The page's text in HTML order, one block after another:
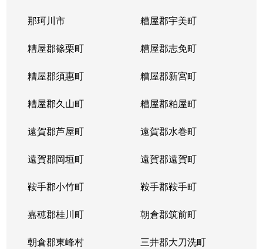
那珂川市 糟屋郡宇美町
糟屋郡篠栗町 糟屋郡志免町
糟屋郡須惠町 糟屋郡新宮町
糟屋郡久山町 糟屋郡粕屋町
遠賀郡芦屋町 遠賀郡水巻町
遠賀郡岡垣町 遠賀郡遠賀町
鞍手郡小竹町 鞍手郡鞍手町
嘉穂郡桂川町 朝倉郡筑前町
朝倉郡東峰村 三井郡大刀洗町